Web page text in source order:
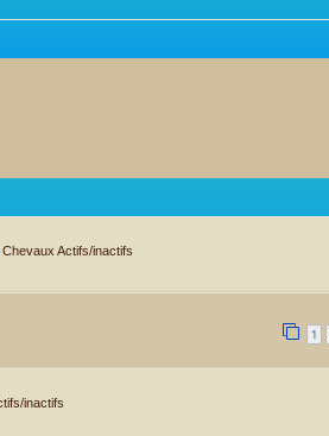
Chevaux Actifs/inactifs
1
inactifs